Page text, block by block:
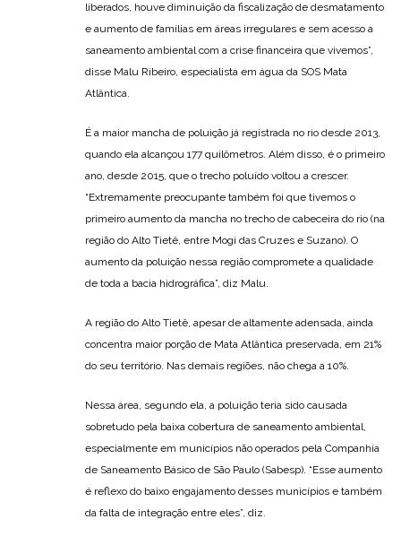
liberados, houve diminuição da fiscalização de desmatamento
e aumento de famílias em áreas irregulares e sem acesso a
saneamento ambiental com a crise financeira que vivemos”,
disse Malu Ribeiro, especialista em água da SOS Mata
Atlântica.
É a maior mancha de poluição já registrada no rio desde 2013,
quando ela alcançou 177 quilômetros. Além disso, é o primeiro
ano, desde 2015, que o trecho poluído voltou a crescer.
“Extremamente preocupante também foi que tivemos o
primeiro aumento da mancha no trecho de cabeceira do rio (na
região do Alto Tietê, entre Mogi das Cruzes e Suzano). O
aumento da poluição nessa região compromete a qualidade
de toda a bacia hidrográfica”, diz Malu.
A região do Alto Tietê, apesar de altamente adensada, ainda
concentra maior porção de Mata Atlântica preservada, em 21%
do seu território. Nas demais regiões, não chega a 10%.
Nessa área, segundo ela, a poluição teria sido causada
sobretudo pela baixa cobertura de saneamento ambiental,
especialmente em municípios não operados pela Companhia
de Saneamento Básico de São Paulo (Sabesp). “Esse aumento
é reflexo do baixo engajamento desses municípios e também
da falta de integração entre eles”, diz.